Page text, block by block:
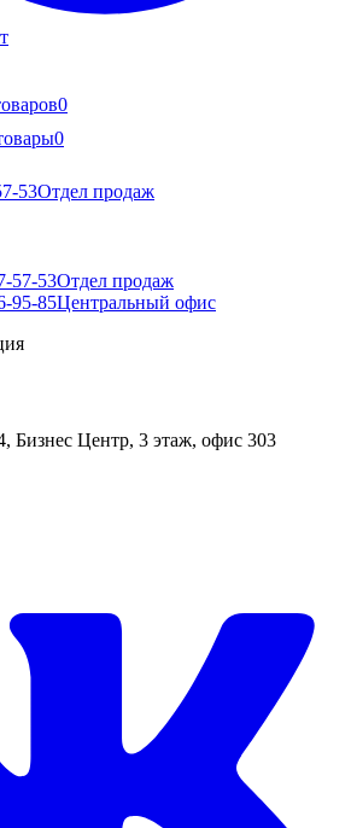
0
0
53Отдел продаж
57-53Отдел продаж
95-85Центральный офис
Бизнес Центр, 3 этаж, офис 303